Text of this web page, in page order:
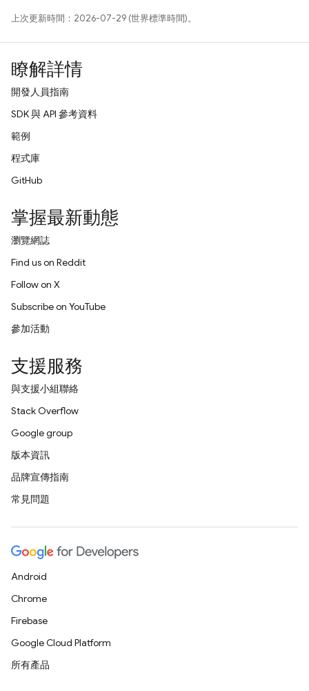
上次更新時間：2026-07-29 (世界標準時間)。
瞭解詳情
開發人員指南
SDK 與 API 參考資料
範例
程式庫
GitHub
掌握最新動態
瀏覽網誌
Find us on Reddit
Follow on X
Subscribe on YouTube
參加活動
支援服務
與支援小組聯絡
Stack Overflow
Google group
版本資訊
品牌宣傳指南
常見問題
Android
Chrome
Firebase
Google Cloud Platform
所有產品